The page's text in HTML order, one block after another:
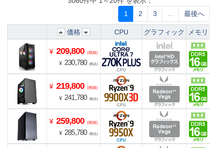
1
2 3 ... 最後へ
価格 CPU グラフィック メモリ
¥ 209,800 (税抜)
¥ 230,780 (税込)
¥ 219,800 (税抜)
¥ 241,780 (税込)
¥ 259,800 (税抜)
¥ 285,780 (税込)